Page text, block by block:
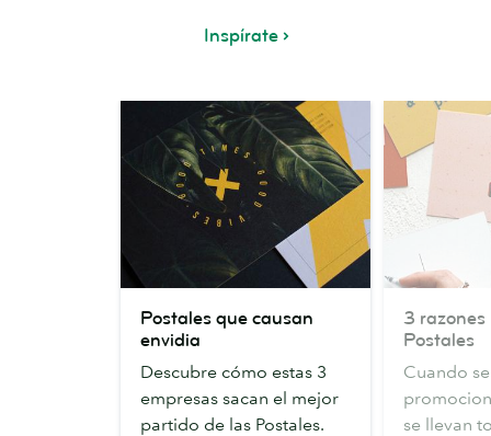
Inspírate
que
causan
envidia
Postales que causan
envidia
Descubre cómo estas 3
empresas sacan el mejor
partido de las Postales.
razones
para
elegir
Postales
3
Postales
Cuando
se llevan